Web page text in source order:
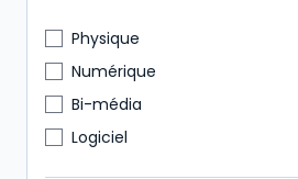
Physique
Numérique
Bi-média
Logiciel